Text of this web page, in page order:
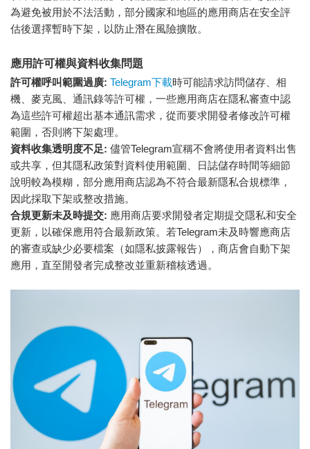
為避免被用於不法活動，部分國家和地區的應用商店在安全評
估後選擇暫時下架，以防止潛在風險擴散。
應用許可權與資料收集問題
許可權呼叫範圍過廣: Telegram下載時可能請求訪問儲存、相
機、麥克風、通訊錄等許可權，一些應用商店在隱私審查中認
為這些許可權超出基本通訊需求，從而要求開發者修改許可權
範圍，否則將下架處理。
資料收集透明度不足: 儘管Telegram宣稱不會將使用者資料出售
或共享，但其隱私政策對資料使用範圍、日誌儲存時間等細節
說明較為模糊，部分應用商店認為不符合最新隱私合規標準，
因此採取下架或整改措施。
合規更新未及時提交: 應用商店要求開發者定期提交隱私和安全
更新，以確保應用符合最新政策。若Telegram未及時響應商店
的審查或缺少必要檔案（如隱私披露報告），商店會自動下架
應用，直至開發者完成整改並重新稽核透過。